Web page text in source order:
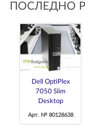
ПОСЛЕДНО
Dell OptiPlex
7050 Slim
Desktop
Арт. № 80128638